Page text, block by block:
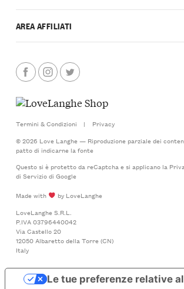
AREA AFFILIATI
Termini & Condizioni |
Privacy
© 2026 Love Langhe — Riproduzione parziale dei
patto di indicarne la fonte
Questo si è protetto da reCaptcha e si applicano la
di Serviziodi Google
Made with
by LoveLanghe
LoveLanghe S.R.L.
P.IVA 03796440042
Via Castello 20
12050 Albaretto della Torre (CN)
Italy
Le tue preferenze relative